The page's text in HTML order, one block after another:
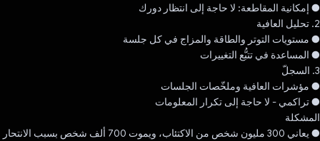
● إمكانية المقاطعة: لا حاجة إلى انتظار دورك
2. تحليل العافية
● مستويات التوتر والطاقة والمزاج في كل جلسة
● المساعدة في تتبُّع التغييرات
3. السجلّ
● مؤشرات العافية وملخّصات الجلسات
● تراكمي - لا حاجة إلى تكرار المعلومات
المشكلة
● يعاني 300 مليون شخص من الاكتئاب، ويموت 700 ألف شخص بسبب الانتحار